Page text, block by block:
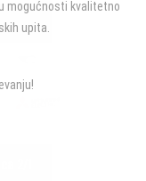
mogućnosti kvalitetno
upita.